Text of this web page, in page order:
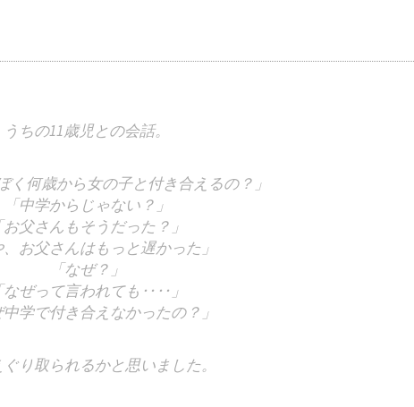
うちの11歳児との会話。
く何歳から女の子と付き合えるの？」
「中学からじゃない？」
お父さんもそうだった？」
、お父さんはもっと遅かった」
「なぜ？」
なぜって言われても‥‥」
中学で付き合えなかったの？」
り取られるかと思いました。